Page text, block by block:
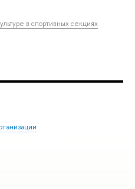
в спортивных секциях